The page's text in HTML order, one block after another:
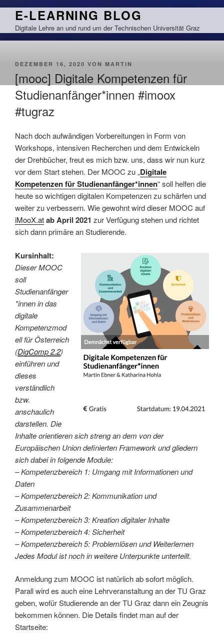
Zum
springen
E-LEARNING BLOG
Digitale Lehre an und rund um der Technischen Universität Graz
VERÖFFENTLICHT
DEZEMBER 16, 2020 VON MARTIN
[mooc] Digitale Kompetenzen für
Studienanfänger*innen #imoox
#tugraz
Nach doch aufwändigen Vorbereitungen in Form von
Workshops, intensiven Recherchen und dem Entwickeln
der Drehbücher, freut es mich bzw. uns, dass wir nun kurz
vor dem Start stehen. Der MOOC zu „Digitale
Kompetenzen für Studienanfänger*innen“ soll helfen die
heute so wichtigen digitalen Kompetenzen zu schärfen und
weiter zu verbessern. Wie gewohnt wird dieser MOOC auf
iMooX.atab April 2021 zur Verfügung stehen und richtet
sich dann primäre an Studierende.
Kursinhalt:
Dieser MOOC
soll
Studienanfänger
*innen in das
digitale
Kompetenzmod
ell für Österreich
(DigComp 2.2)
einführen und
dieses
verständlich
bzw.
anschaulich
darstellen. Die
Inhalte orientieren sich streng an dem von der
Europäischen Union definierten Framework und gliedern
sich dabei in folgende Module:
– Kompetenzbereich 1: Umgang mit Informationen und
Daten
– Kompetenzbereich 2: Kommunikation und
Zusammenarbeit
– Kompetenzbereich 3: Kreation digitaler Inhalte
– Kompetenzbereich 4: Sicherheit
– Kompetenzbereich 5: Problemlösen und Weiterlernen
Jedes Modul ist noch in weitere Unterpunkte unterteilt.
Anmeldung zum MOOC ist natürlich ab sofort möglich.
Parall wird es auch eine Lehrveranstaltung an der TU Graz
geben, wofür Studierende an der TU Graz dann ein Zeugnis
bekommen können. Die Details findet man auf der
Startseite: